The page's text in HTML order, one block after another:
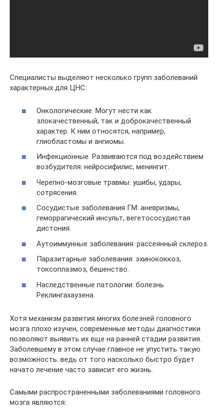
Специалисты выделяют несколько групп заболеваний
характерных для ЦНС:
Онкологические. Могут нести как
злокачественный, так и доброкачественный
характер. К ним относятся, например,
глиобластомы и ангиомы.
Инфекционные. Развиваются под воздействием
возбудителя: нейросифилис, менингит.
Черепно-мозговые травмы: ушибы, удары,
сотрясения.
Сосудистые заболевания ГМ: аневризмы,
геморрагический инсульт, вегетососудистая
дистония.
Аутоиммунные заболевания: рассеянный склероз.
Паразитарные заболевания: эхинококкоз,
токсоплазмоз, бешенство.
Наследственные патологии: болезнь
Реклингахаузена.
Хотя механизм развития многих болезней головного
мозга плохо изучен, современные методы диагностики
позволяют выявить их еще на ранней стадии развития.
Заболевшему в этом случае главное не упустить такую
возможность: ведь от того насколько быстро будет
начато лечение часто зависит его жизнь.
Самыми распространенными заболеваниями головного
мозга являются: